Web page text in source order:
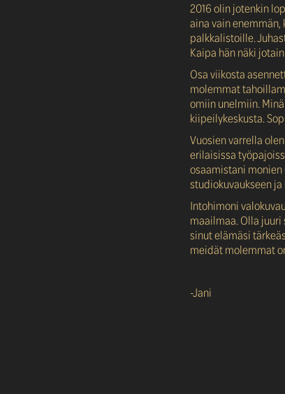
2016 olin jotenkin
aina vain
palkkalistoille.
Kaipa hän näki
Osa viikosta
molemmat
omiin unelmiin.
kiipeilykeskusta.
Vuosien varrella
erilaisissa
osaamistani monien
studiokuvaukseen
Intohimoni
maailmaa. Olla
sinut elämäsi
meidät molemmat
-Jani